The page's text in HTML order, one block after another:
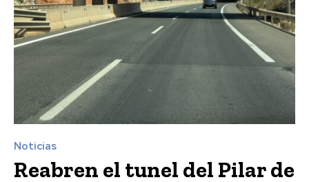
Noticias
Reabren el tunel del Pilar de